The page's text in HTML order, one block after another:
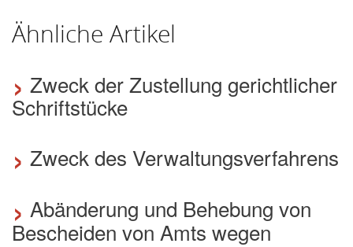
Ähnliche Artikel
› Zweck der Zustellung gerichtlicher
Schriftstücke
› Zweck des Verwaltungsverfahrens
› Abänderung und Behebung von
Bescheiden von Amts wegen